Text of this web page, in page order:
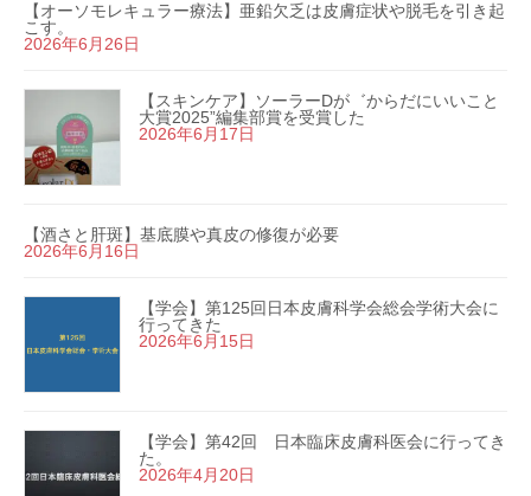
【オーソモレキュラー療法】亜鉛欠乏は皮膚症状や脱毛を引き起
こす。
2026年6月26日
【スキンケア】ソーラーDが゛からだにいいこと
大賞2025”編集部賞を受賞した
2026年6月17日
【酒さと肝斑】基底膜や真皮の修復が必要
2026年6月16日
【学会】第125回日本皮膚科学会総会学術大会に
行ってきた
2026年6月15日
【学会】第42回 日本臨床皮膚科医会に行ってき
た。
2026年4月20日